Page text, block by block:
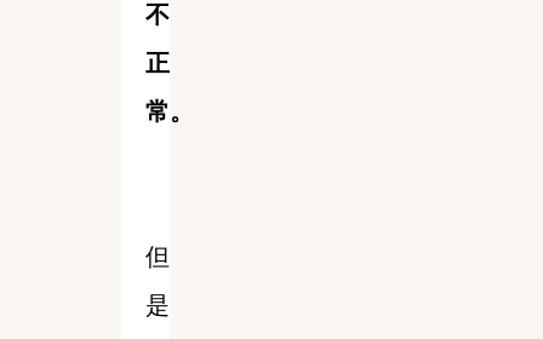
不
正
常。
但
是